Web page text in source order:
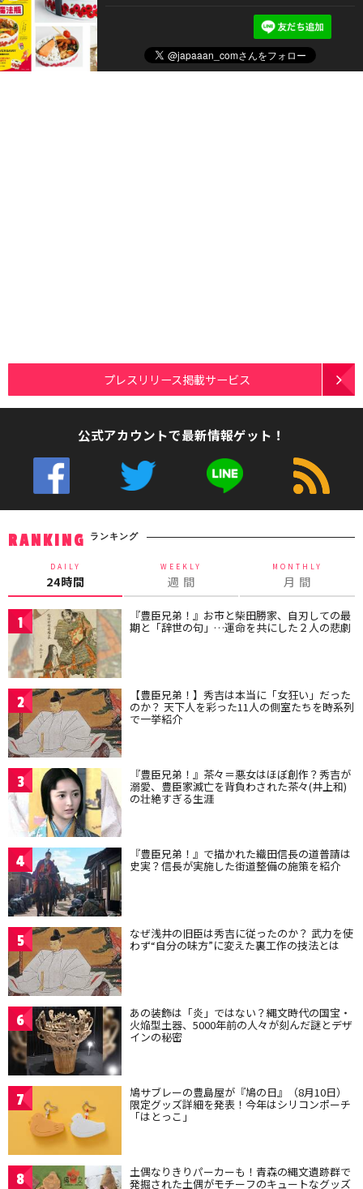
プレスリリース掲載サービス
公式アカウントで最新情報ゲット！
RANKING ランキング
DAILY
24時間
WEEKLY
週 間
MONTHLY
月 間
1 『豊臣兄弟！』お市と柴田勝家、自刃しての最
期と「辞世の句」…運命を共にした２人の悲劇
2 【豊臣兄弟！】秀吉は本当に「女狂い」だった
のか？ 天下人を彩った11人の側室たちを時系列
で一挙紹介
3 『豊臣兄弟！』茶々＝悪女はほぼ創作？秀吉が
溺愛、豊臣家滅亡を背負わされた茶々(井上和)
の壮絶すぎる生涯
4 『豊臣兄弟！』で描かれた織田信長の道普請は
史実？信長が実施した街道整備の施策を紹介
5 なぜ浅井の旧臣は秀吉に従ったのか？ 武力を使
わず“自分の味方”に変えた裏工作の技法とは
6 あの装飾は「炎」ではない？縄文時代の国宝・
火焔型土器、5000年前の人々が刻んだ謎とデザ
インの秘密
7 鳩サブレーの豊島屋が『鳩の日』（8月10日）
限定グッズ詳細を発表！今年はシリコンポーチ
「はとっこ」
8 土偶なりきりパーカーも！青森の縄文遺跡群で
発掘された土偶がモチーフのキュートなグッズ